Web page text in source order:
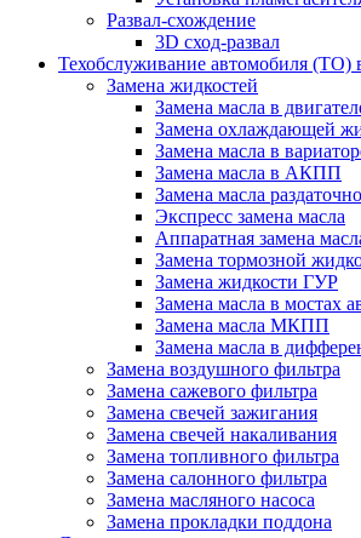
Развал-схождение
3D сход-развал
Техобслуживание автомобиля (ТО)
Замена жидкостей
Замена масла в
Замена охлаждающей
Замена масла в
Замена масла в АКПП
Замена масла
Экспресс замена масла
Аппаратная замена
Замена тормозной
Замена жидкости ГУР
Замена масла в мостах
Замена масла МКПП
Замена масла в
Замена воздушного фильтра
Замена сажевого фильтра
Замена свечей зажигания
Замена свечей накаливания
Замена топливного фильтра
Замена салонного фильтра
Замена масляного насоса
Замена прокладки поддона